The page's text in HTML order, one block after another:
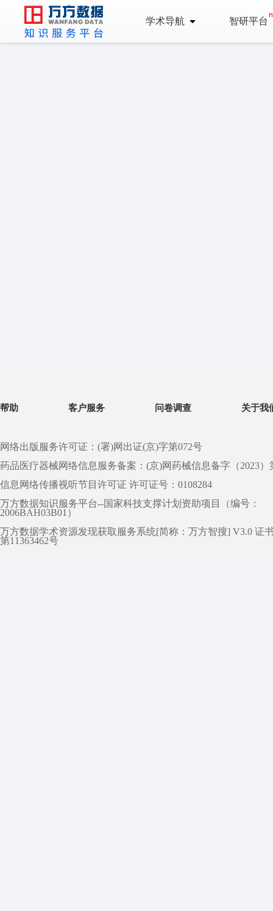
学术导航 智研平台
帮助 客户服务 问卷调查 关于我
网络出版服务许可证：(署)网出证(京)字第072号
药品医疗器械网络信息服务备案：(京)网药械信息备字（2023）
信息网络传播视听节目许可证 许可证号：0108284
万方数据知识服务平台--国家科技支撑计划资助项目（编号：
2006BAH03B01）
万方数据学术资源发现获取服务系统[简称：万方智搜] V3.0 证
第11363462号